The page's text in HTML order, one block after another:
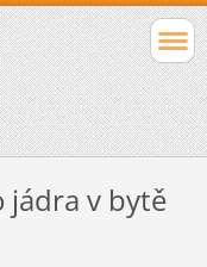
jádra v bytě